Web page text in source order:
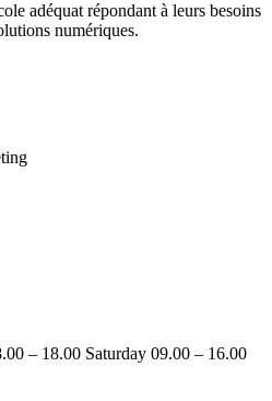
adéquat répondant à leurs besoins
numériques.
– 18.00 Saturday 09.00 – 16.00